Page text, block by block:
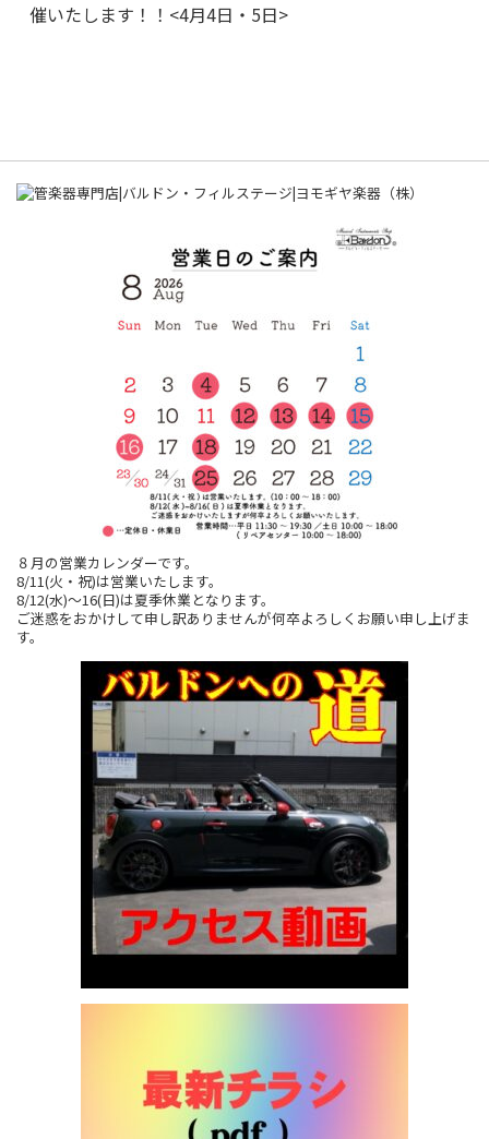
催いたします！！<4月4日・5日>
８月の営業カレンダーです。
8/11(火・祝)は営業いたします。
8/12(水)～16(日)は夏季休業となります。
ご迷惑をおかけして申し訳ありませんが何卒よろしくお願い申し上げま
す。